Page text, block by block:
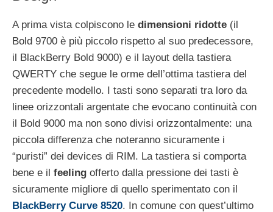
A prima vista colpiscono le dimensioni ridotte (il
Bold 9700 è più piccolo rispetto al suo predecessore,
il BlackBerry Bold 9000) e il layout della tastiera
QWERTY che segue le orme dell’ottima tastiera del
precedente modello. I tasti sono separati tra loro da
linee orizzontali argentate che evocano continuità con
il Bold 9000 ma non sono divisi orizzontalmente: una
piccola differenza che noteranno sicuramente i
“puristi” dei devices di RIM. La tastiera si comporta
bene e il feeling offerto dalla pressione dei tasti è
sicuramente migliore di quello sperimentato con il
BlackBerry Curve 8520. In comune con quest’ultimo